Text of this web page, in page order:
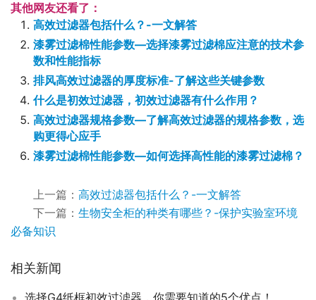
其他网友还看了：
高效过滤器包括什么？-一文解答
漆雾过滤棉性能参数—选择漆雾过滤棉应注意的技术参
数和性能指标
排风高效过滤器的厚度标准-了解这些关键参数
什么是初效过滤器，初效过滤器有什么作用？
高效过滤器规格参数—了解高效过滤器的规格参数，选
购更得心应手
漆雾过滤棉性能参数—如何选择高性能的漆雾过滤棉？
上一篇： 高效过滤器包括什么？-一文解答
下一篇： 生物安全柜的种类有哪些？-保护实验室环境
必备知识
相关新闻
选择G4纸框初效过滤器，你需要知道的5个优点！